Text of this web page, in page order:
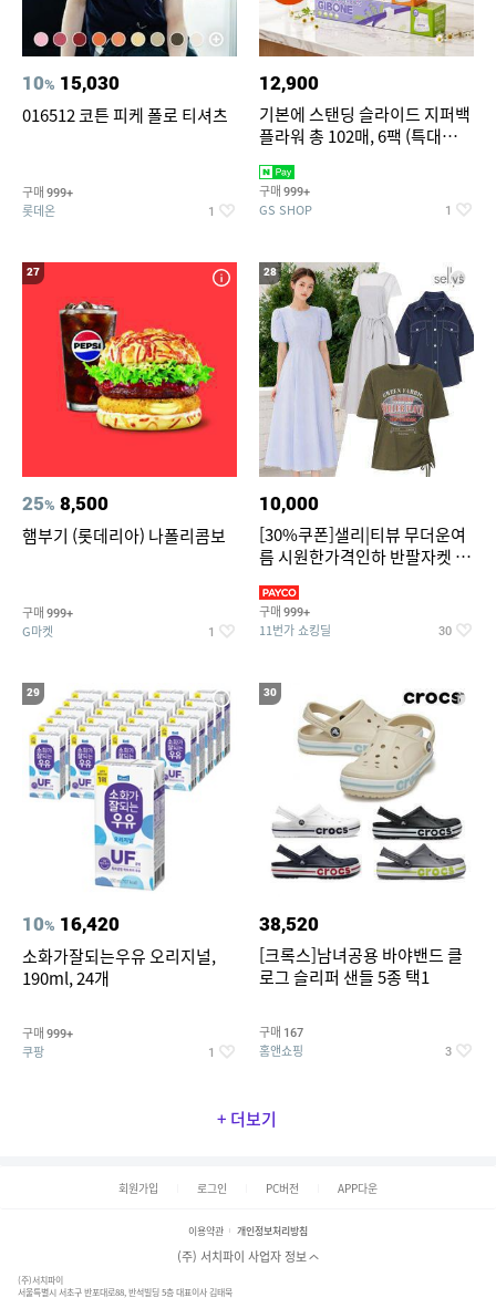
10% 15,030
016512 코튼 피케 폴로 티셔츠
구매 999+
롯데온 1
12,900
기본에 스탠딩 슬라이드 지퍼백
플라워 총 102매, 6팩 (특대
구매 999+
GS SHOP 1
27
25% 8,500
햄부기 (롯데리아) 나폴리콤보
구매 999+
G마켓 1
28
10,000
[30%쿠폰]샐리|티뷰 무더운여
름 시원한가격인하 반팔자켓 1
구매 999+
11번가 쇼킹딜 30
29
10% 16,420
소화가잘되는우유 오리지널,
190ml, 24개
구매 999+
쿠팡 1
30
38,520
[크록스]남녀공용 바야밴드 클
로그 슬리퍼 샌들 5종 택1
구매 167
홈앤쇼핑 3
+ 더보기
회원가입 로그인 PC버전 APP다운
이용약관 개인정보처리방침
(주) 서치파이 사업자 정보
(주)서치파이
서울특별시 서초구 반포대로88, 반석빌딩 5층 대표이사 김태묵